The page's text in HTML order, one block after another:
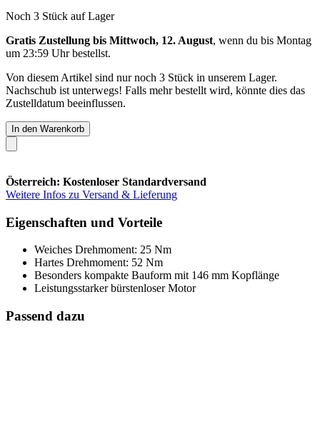
Noch 3 Stück auf Lager
Gratis Zustellung bis Mittwoch, 12. August, wenn du bis Montag
um 23:59 Uhrbestellst.
Von diesem Artikel sind nur noch 3 Stück in unserem Lager.
Nachschub ist unterwegs! Falls mehr bestellt wird, könnte dies das
Zustelldatum beeinflussen.
In den Warenkorb
Österreich: Kostenloser Standardversand
Weitere Infos zu Versand & Lieferung
Eigenschaften und Vorteile
Weiches Drehmoment: 25 Nm
Hartes Drehmoment: 52 Nm
Besonders kompakte Bauform mit 146 mm Kopflänge
Leistungsstarker bürstenloser Motor
Passend dazu